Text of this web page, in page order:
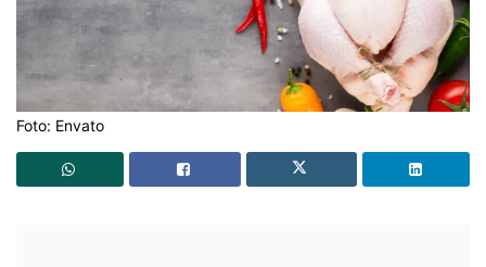
Foto: Envato